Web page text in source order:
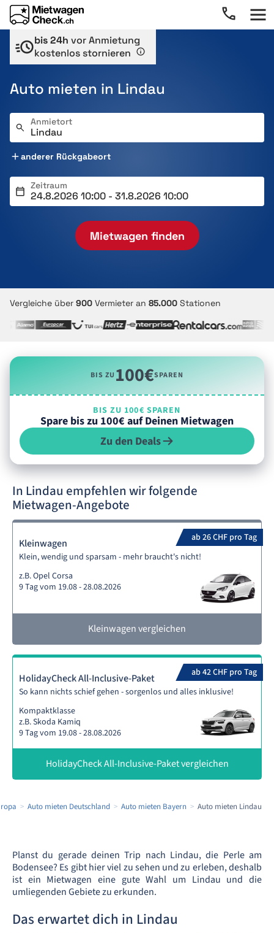
bis 24h vor Anmietung
kostenlos stornieren
Auto mieten in Lindau
Anmietort
anderer Rückgabeort
Zeitraum
Mietwagen finden
Vergleiche über 900 Vermieter an 85.000 Stationen
BIS ZU100€SPAREN
BIS ZU 100€ SPAREN
Spare bis zu 100€ auf Deinen Mietwagen
Zu den Deals
In Lindau empfehlen wir folgende
Mietwagen-Angebote
ab 26 CHF pro Tag
Kleinwagen
Klein, wendig und sparsam - mehr braucht's nicht!
z.B. Opel Corsa
9 Tag vom 19.08 - 28.08.2026
Kleinwagen vergleichen
ab 42 CHF pro Tag
HolidayCheck All-Inclusive-Paket
So kann nichts schief gehen - sorgenlos und alles inklusive!
Kompaktklasse
z.B. Skoda Kamiq
9 Tag vom 19.08 - 28.08.2026
HolidayCheck All-Inclusive-Paket vergleichen
Auto mieten Deutschland Auto mieten Bayern Auto mieten Lindau
Planst du gerade deinen Trip nach Lindau, die Perle am
Bodensee? Es gibt hier viel zu sehen und zu erleben, deshalb
ist ein Mietwagen eine gute Wahl um Lindau und die
umliegenden Gebiete zu erkunden.
Das erwartet dich in Lindau